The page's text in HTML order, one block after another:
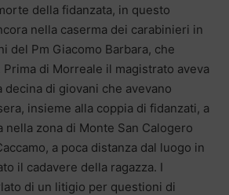
della fidanzata, in questo
nella caserma dei carabinieri in
del Pm Giacomo Barbara, che
Prima di Morreale il magistrato aveva
decina di giovani che avevano
insieme alla coppia di fidanzati, a
nella zona di Monte San Calogero
a poca distanza dal luogo in
il cadavere della ragazza. I
di un litigio per questioni di